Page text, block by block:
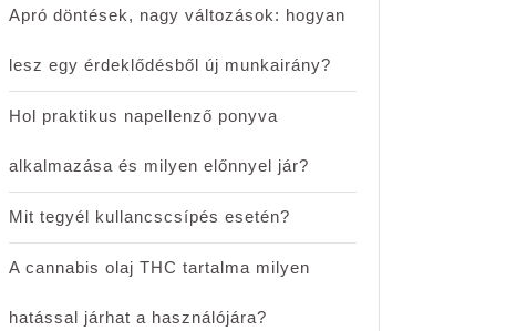
Apró döntések, nagy változások: hogyan
lesz egy érdeklődésből új munkairány?
Hol praktikus napellenző ponyva
alkalmazása és milyen előnnyel jár?
Mit tegyél kullancscsípés esetén?
A cannabis olaj THC tartalma milyen
hatással járhat a használójára?